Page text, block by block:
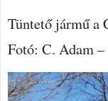
Tüntető jármű a
Fotó: C. Adam